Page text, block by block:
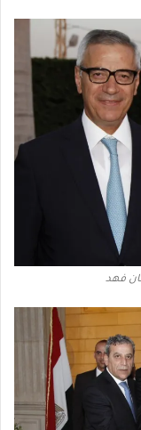
فهد